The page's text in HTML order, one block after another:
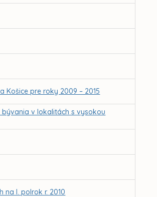
Košice pre roky 2009 – 2015
bývania v lokalitách s vysokou
I. polrok r. 2010